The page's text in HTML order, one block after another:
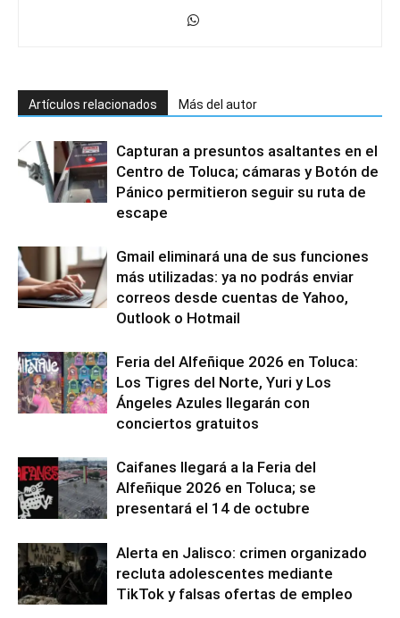
Artículos relacionados Más del autor
Capturan a presuntos asaltantes en el
Centro de Toluca; cámaras y Botón de
Pánico permitieron seguir su ruta de
escape
Gmail eliminará una de sus funciones
más utilizadas: ya no podrás enviar
correos desde cuentas de Yahoo,
Outlook o Hotmail
Feria del Alfeñique 2026 en Toluca:
Los Tigres del Norte, Yuri y Los
Ángeles Azules llegarán con
conciertos gratuitos
Caifanes llegará a la Feria del
Alfeñique 2026 en Toluca; se
presentará el 14 de octubre
Alerta en Jalisco: crimen organizado
recluta adolescentes mediante
TikTok y falsas ofertas de empleo